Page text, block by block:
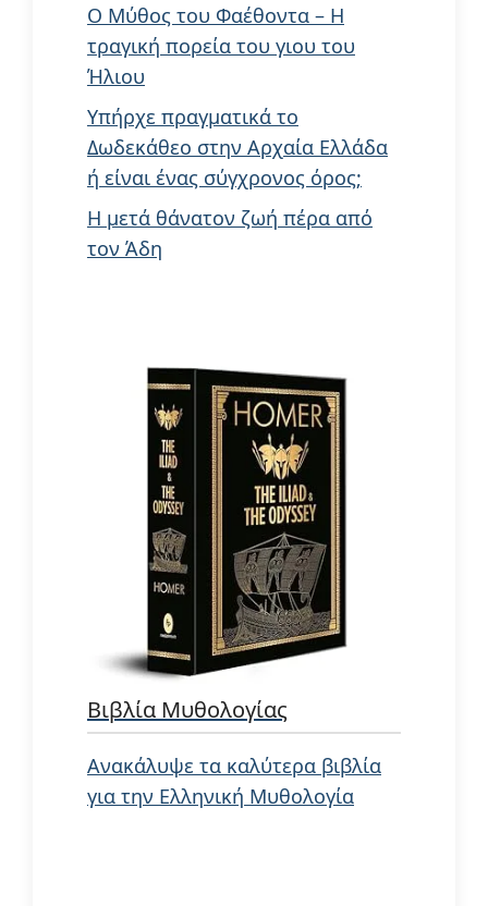
Ο Μύθος του Φαέθοντα – Η
τραγική πορεία του γιου του
Ήλιου
Υπήρχε πραγματικά το
Δωδεκάθεο στην Αρχαία Ελλάδα
ή είναι ένας σύγχρονος όρος;
Η μετά θάνατον ζωή πέρα από
τον Άδη
Βιβλία Μυθολογίας
Ανακάλυψε τα καλύτερα βιβλία
για την Ελληνική Μυθολογία